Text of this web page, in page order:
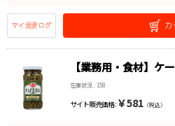
【業務用・食材】
在庫状況 : 158
サイト販売価格 : ￥581 （税込）